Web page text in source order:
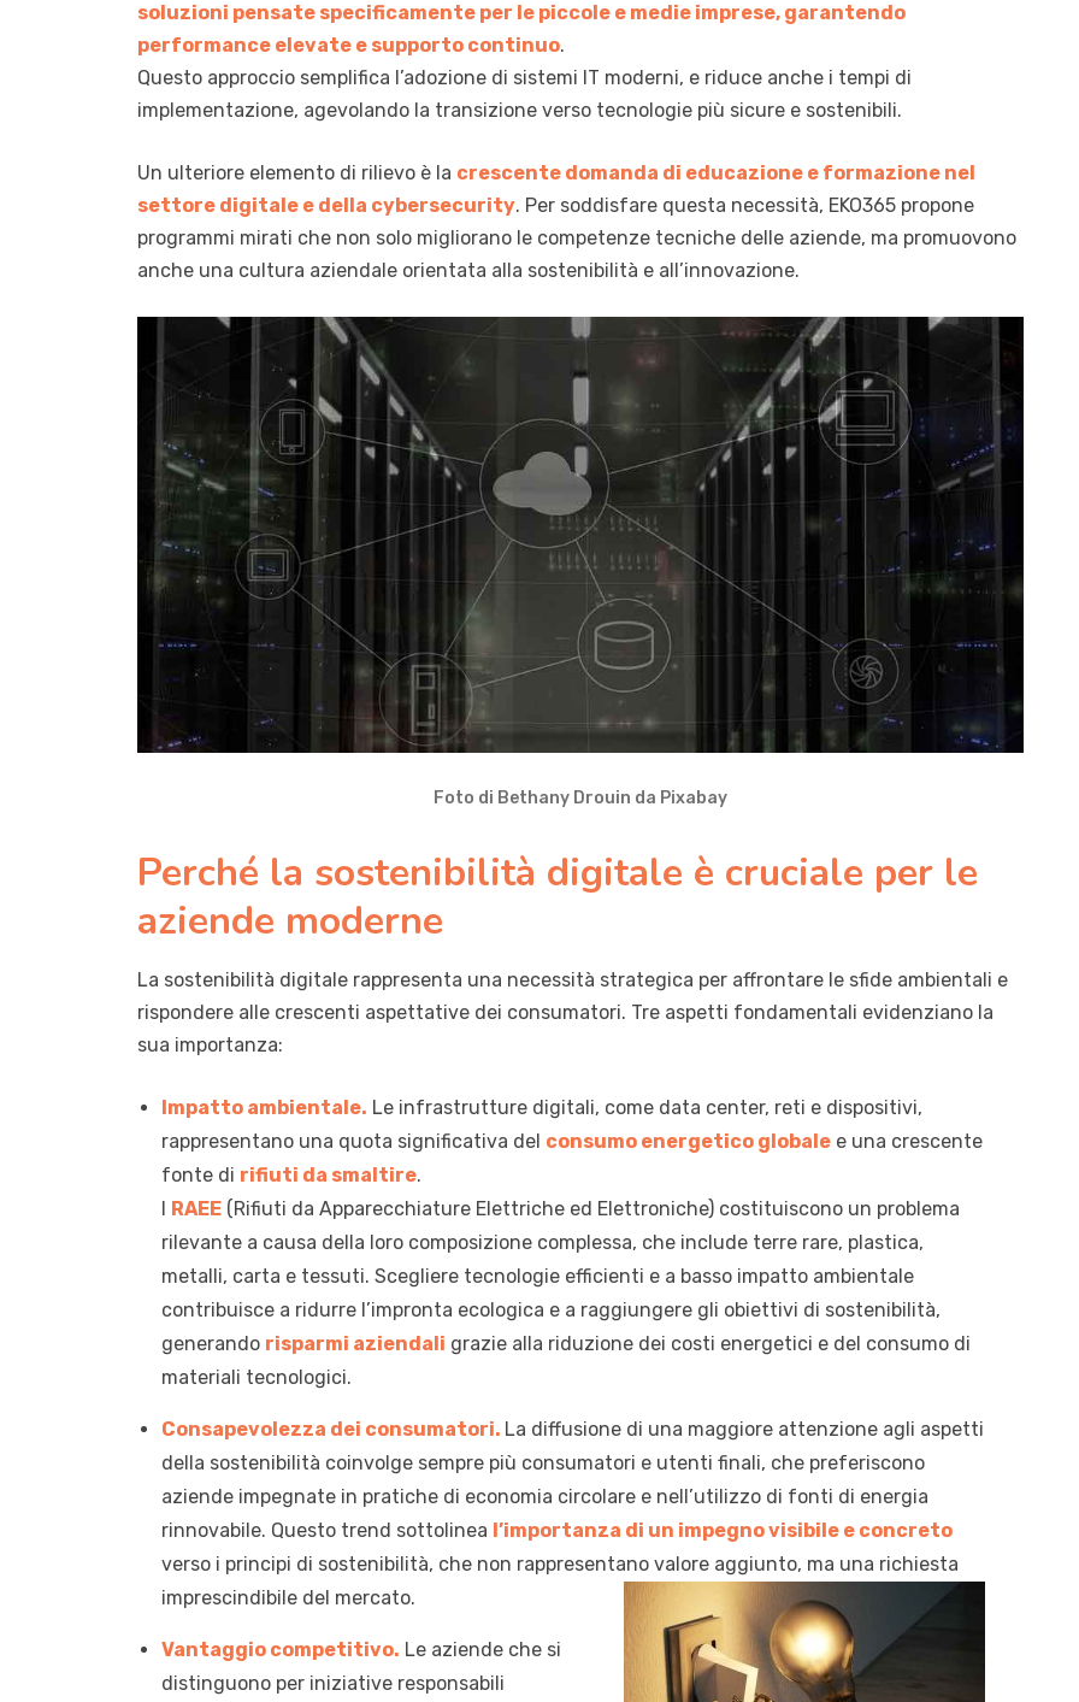
soluzioni pensate specificamente per le piccole e medie imprese, garantendo
performance elevate e supporto continuo.
Questo approccio semplifica l’adozione di sistemi IT moderni, e riduce anche i tempi di
implementazione, agevolando la transizione verso tecnologie più sicure e sostenibili.
Un ulteriore elemento di rilievo è la crescente domanda di educazione e formazione nel
settore digitale e della cybersecurity. Per soddisfare questa necessità, EKO365 propone
programmi mirati che non solo migliorano le competenze tecniche delle aziende, ma promuovono
anche una cultura aziendale orientata alla sostenibilità e all’innovazione.
Foto di Bethany Drouin da Pixabay
Perché la sostenibilità digitale è cruciale per le
aziende moderne
La sostenibilità digitale rappresenta una necessità strategica per affrontare le sfide ambientali e
rispondere alle crescenti aspettative dei consumatori. Tre aspetti fondamentali evidenziano la
sua importanza:
Impatto ambientale. Le infrastrutture digitali, come data center, reti e dispositivi,
rappresentano una quota significativa del consumo energetico globale e una crescente
fonte di rifiuti da smaltire.
RAEE (Rifiuti da Apparecchiature Elettriche ed Elettroniche) costituiscono un problema
rilevante a causa della loro composizione complessa, che include terre rare, plastica,
metalli, carta e tessuti. Scegliere tecnologie efficienti e a basso impatto ambientale
contribuisce a ridurre l’impronta ecologica e a raggiungere gli obiettivi di sostenibilità,
generando risparmi aziendali grazie alla riduzione dei costi energetici e del consumo di
materiali tecnologici.
Consapevolezza dei consumatori. La diffusione di una maggiore attenzione agli aspetti
della sostenibilità coinvolge sempre più consumatori e utenti finali, che preferiscono
aziende impegnate in pratiche di economia circolare e nell’utilizzo di fonti di energia
rinnovabile. Questo trend sottolinea l’importanza di un impegno visibile e concreto
verso i principi di sostenibilità, che non rappresentano valore aggiunto, ma una richiesta
imprescindibile del mercato.
Vantaggio competitivo. Le aziende che si
distinguono per iniziative responsabili